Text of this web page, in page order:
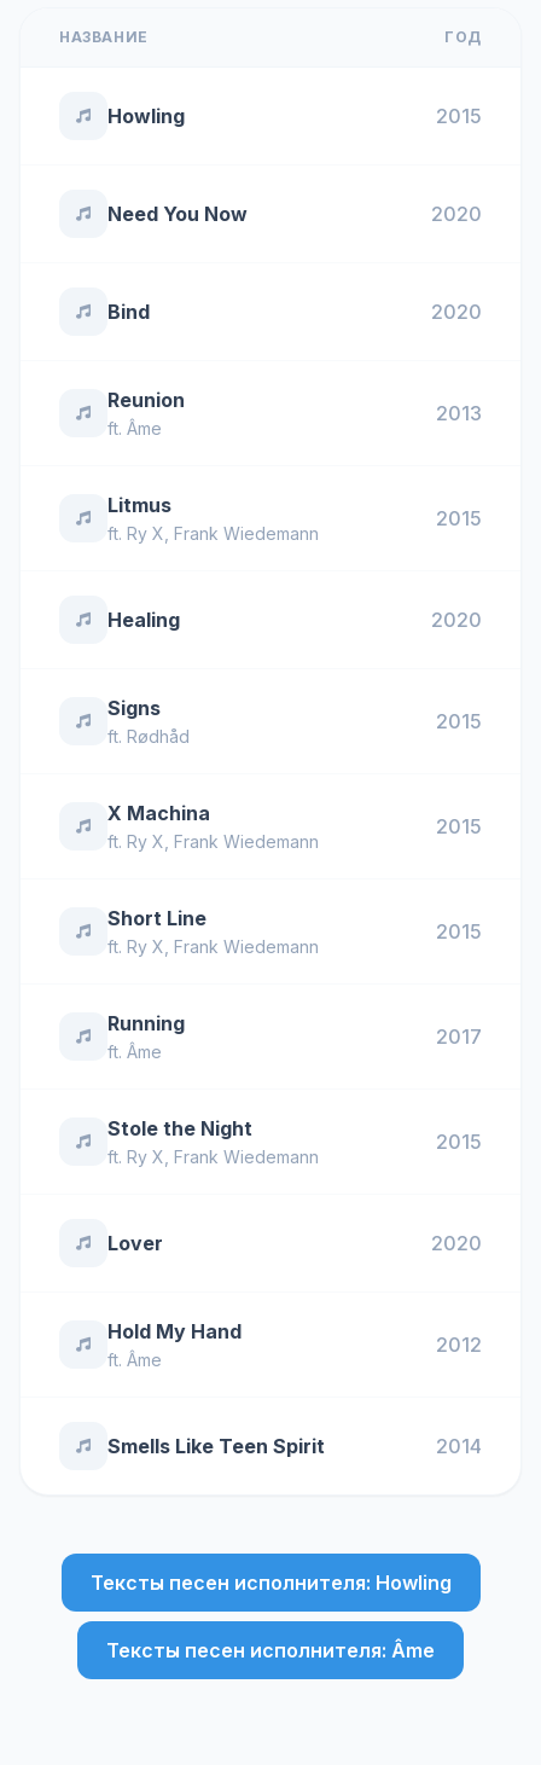
НАЗВАНИЕ ГОД
Howling 2015
Need You Now 2020
Bind 2020
Reunion
ft. Âme
2013
Litmus
ft. Ry X Frank Wiedemann
2015
Healing 2020
Signs
ft. Rødhåd
2015
X Machina
ft. Ry X Frank Wiedemann
2015
Short Line
ft. Ry X Frank Wiedemann
2015
Running
ft. Âme
2017
Stole the Night
ft. Ry X Frank Wiedemann
2015
Lover 2020
Hold My Hand
ft. Âme
2012
Smells Like Teen Spirit 2014
Тексты песен исполнителя: Howling
Тексты песен исполнителя: Âme